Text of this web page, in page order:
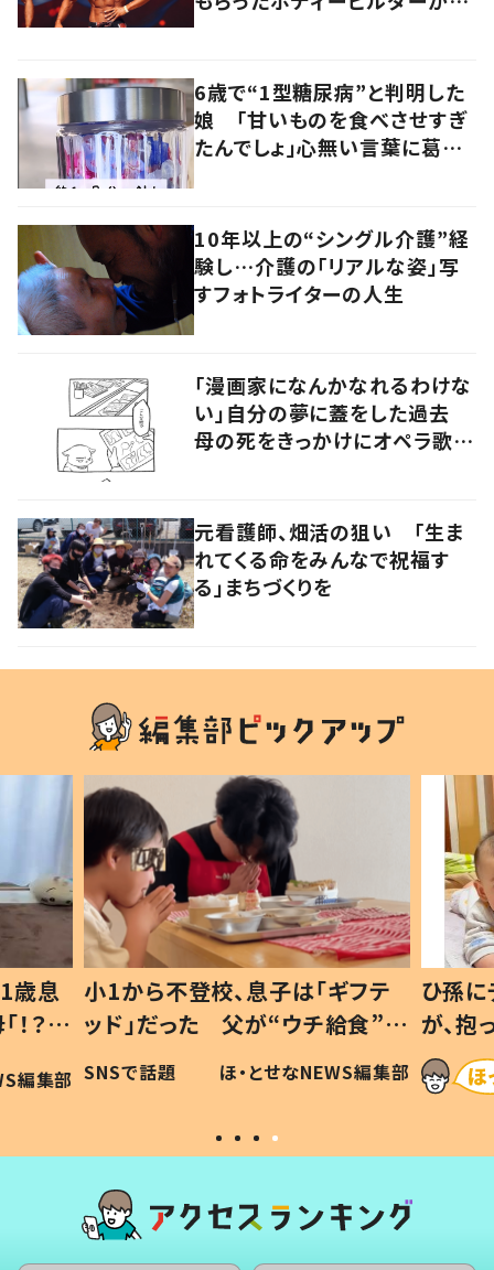
6歳で“1型糖尿病”と判明した
娘 「甘いものを食べさせすぎ
たんでしょ」心無い言葉に葛藤
10年以上の“シングル介護”経
験し…介護の「リアルな姿」写
すフォトライターの人生
「漫画家になんかなれるわけな
い」自分の夢に蓋をした過去
母の死をきっかけにオペラ歌手
元看護師、畑活の狙い 「生ま
れてくる命をみんなで祝福す
る」まちづくりを
歳息
？」
編集部
小1から不登校、息子は「ギフテ
ッド」だった 父が“ウチ給食”を
作り続ける理由とは #令和の親
#令和の子
SNSで話題 ほ・とせなNEWS編集部
ひ孫
が、
「涙が
い」